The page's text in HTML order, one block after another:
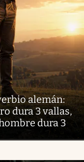
alemán:
dura 3 vallas,
dura 3